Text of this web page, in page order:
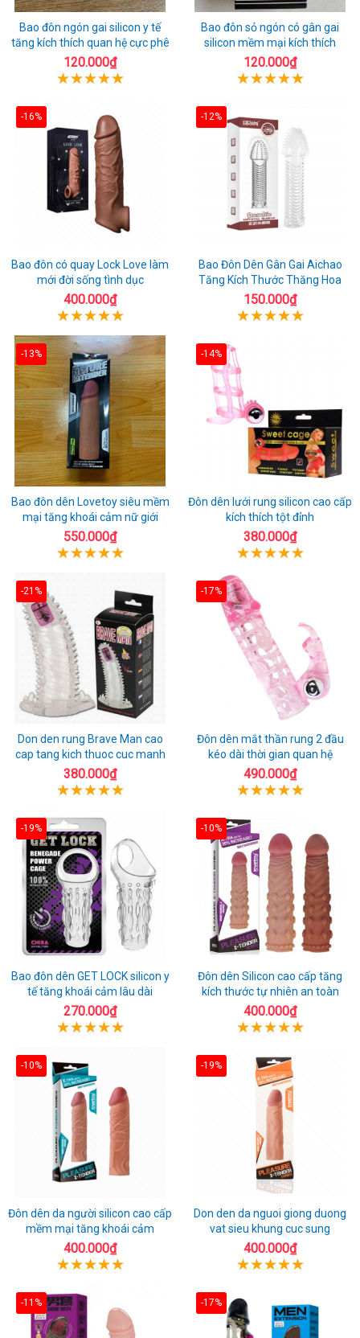
Bao đôn ngón gai silicon y tế
tăng kích thích quan hệ cực phê
120.000₫
Bao đôn sỏ ngón có gân gai
silicon mềm mại kích thích
120.000₫
-16%
Bao đôn có quay Lock Love làm
mới đời sống tình dục
400.000₫
-12%
Bao Đôn Dên Gân Gai Aichao
Tăng Kích Thước Thăng Hoa
150.000₫
-13%
Bao đôn dên Lovetoy siêu mềm
mại tăng khoái cảm nữ giới
550.000₫
-14%
Đôn dên lưới rung silicon cao cấp
kích thích tột đỉnh
380.000₫
-21%
Don den rung Brave Man cao
cap tang kich thuoc cuc manh
380.000₫
-17%
Đôn dên mắt thần rung 2 đầu
kéo dài thời gian quan hệ
490.000₫
-19%
Bao đôn dên GET LOCK silicon y
tế tăng khoái cảm lâu dài
270.000₫
-10%
Đôn dên Silicon cao cấp tăng
kích thước tự nhiên an toàn
400.000₫
-10%
Đôn dên da người silicon cao cấp
mềm mại tăng khoái cảm
400.000₫
-19%
Don den da nguoi giong duong
vat sieu khung cuc sung
400.000₫
-11% -17%